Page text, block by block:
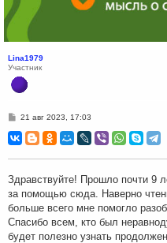
Lina1979
Участник
С
о
б
и
е
21 авг 2023, 17:03
Здравствуйте! Прошло почти 9
за помощью сюда. Наверно
больше всего мне помогло
Спасибо всем, кто был
будет полезно узнать